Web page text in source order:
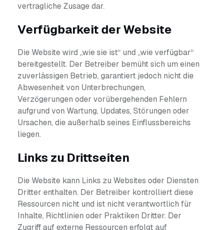
vertragliche Zusage dar.
Verfügbarkeit der Website
Die Website wird „wie sie ist“ und „wie verfügbar“
bereitgestellt. Der Betreiber bemüht sich um einen
zuverlässigen Betrieb, garantiert jedoch nicht die
Abwesenheit von Unterbrechungen,
Verzögerungen oder vorübergehenden Fehlern
aufgrund von Wartung, Updates, Störungen oder
Ursachen, die außerhalb seines Einflussbereichs
liegen.
Links zu Drittseiten
Die Website kann Links zu Websites oder Diensten
Dritter enthalten. Der Betreiber kontrolliert diese
Ressourcen nicht und ist nicht verantwortlich für
Inhalte, Richtlinien oder Praktiken Dritter. Der
Zugriff auf externe Ressourcen erfolgt auf